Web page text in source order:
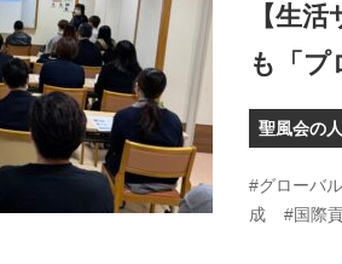
【生
も「
聖風会の
#グローバ
成
#国際